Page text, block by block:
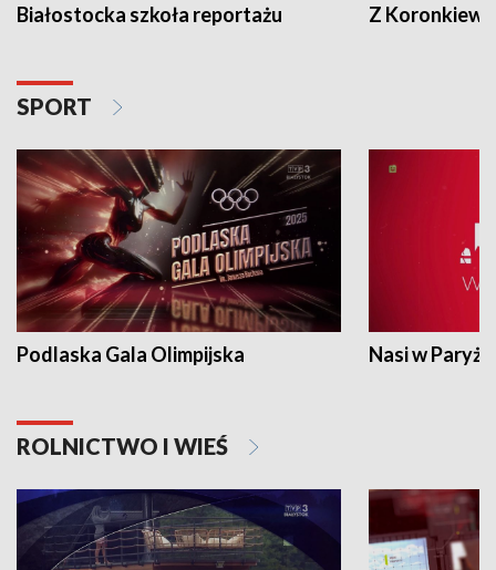
Białostocka szkoła reportażu Z
SPORT
Podlaska Gala Olimpijska Nasi w Paryżu
ROLNICTWO I WIEŚ